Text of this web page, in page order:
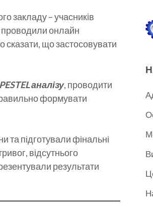
закладу – учасників
проводили онлайн
сказати, що застосовувати
PESTEL аналізу, проводити
формувати
та підготували фінальні
відсутнього
результати